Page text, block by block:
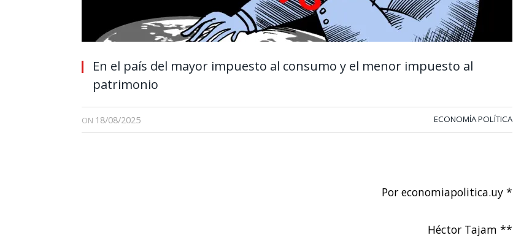
En el país del mayor impuesto al consumo y el menor impuesto al
patrimonio
ON 18/08/2025 ECONOMÍA POLÍTICA
Por economiapolitica.uy *
Héctor Tajam **